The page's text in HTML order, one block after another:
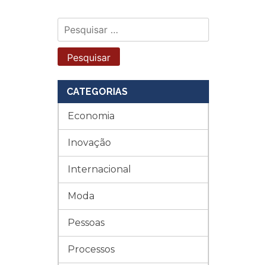
Pesquisar
por:
CATEGORIAS
Economia
Inovação
Internacional
Moda
Pessoas
Processos